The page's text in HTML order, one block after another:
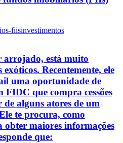
fiisinvestimentos
está muito
Recentemente, ele
uma oportunidade de
FIDC que compra cessões
de alguns atores de um
te procura, como
obter maiores informações
que: